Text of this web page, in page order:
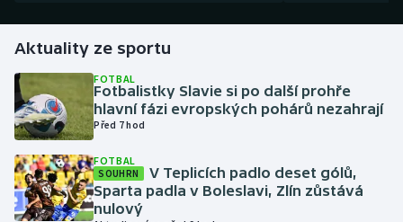
Golf
Gymnastika
Házená
Jezdectví
Aktuality ze sportu
FOTBAL
Fotbalistky Slavie si po další prohře
hlavní fázi evropských pohárů nezahrají
Před 7 hod
FOTBAL
SOUHRN
V Teplicích padlo deset gólů,
Sparta padla v Boleslavi, Zlín zůstává
nulový